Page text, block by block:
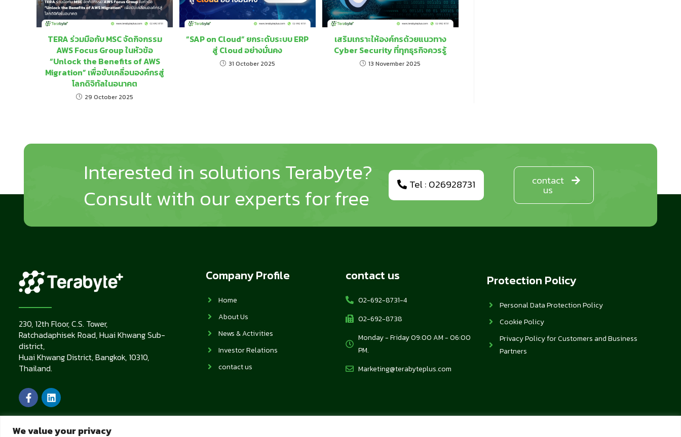
We value your privacy
TERA ร่วมมือกับ MSC จัดกิจกรรม
AWS Focus Group ในหัวข้อ
“Unlock the Benefits of AWS
Migration” เพื่อขับเคลื่อนองค์กรสู่
โลกดิจิทัลในอนาคต
29 October 2025
“SAP on Cloud” ยกระดับระบบ ERP
สู่ Cloud อย่างมั่นคง
31 October 2025
เสริมเกราะให้องค์กรด้วยแนวทาง
Cyber Security ที่ทุกธุรกิจควรรู้
13 November 2025
Interested in solutions Terabyte?
Consult with our experts for free
Tel : 026928731 contact
us
230, 12th Floor, C.S. Tower,
Ratchadaphisek Road, Huai Khwang Sub-
district,
Huai Khwang District, Bangkok, 10310,
Thailand.
Company Profile
Home
About Us
News & Activities
Investor Relations
contact us
contact us
02-692-8731-4
02-692-8738
Monday - Friday 09:00 AM - 06:00
PM.
Marketing@terabyteplus.com
Protection Policy
Personal Data Protection Policy
Cookie Policy
Privacy Policy for Customers and Business
Partners